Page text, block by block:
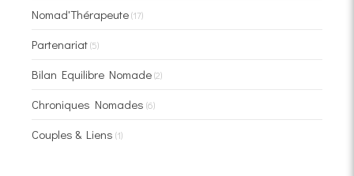
Nomad'Thérapeute(17)
Partenariat(5)
Bilan Equilibre Nomade(2)
Chroniques Nomades (6)
Couples & Liens (1)